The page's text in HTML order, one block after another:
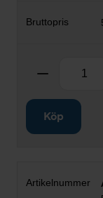
Ta bort
Köp